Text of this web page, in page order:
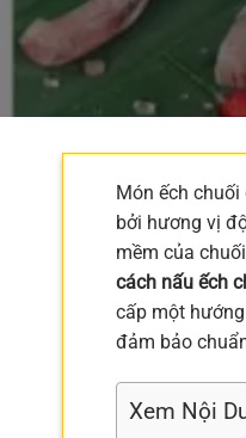
Món ếch
bởi hương vị
mềm của
cách nấu ếch
cấp một
đảm bảo
Xem Nội